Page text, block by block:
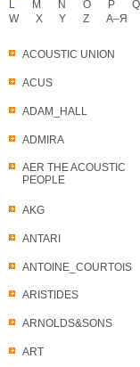
ACOUSTIC UNION
ACUS
ADAM_HALL
ADMIRA
AER THE ACOUSTIC
PEOPLE
AKG
ANTARI
ANTOINE_COURTOIS
ARISTIDES
ARNOLDS&SONS
ART
L
M N O P Q
W
X Y Z А–Я